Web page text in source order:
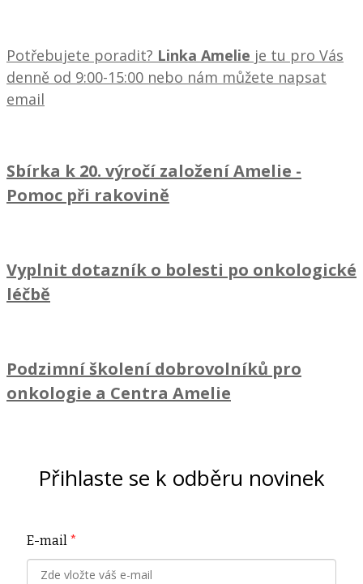
Potřebujete poradit? Linka Amelie je tu pro Vás
denně od 9:00-15:00 nebo nám můžete napsat
email
Sbírka k 20. výročí založení Amelie -
Pomoc při rakovině
Vyplnit dotazník o bolesti po onkologické
léčbě
Podzimní školení dobrovolníků pro
onkologie a Centra Amelie
Přihlaste se k odběru novinek
E-mail *